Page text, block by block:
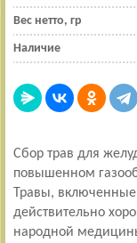
Вес нетто, гр
Наличие
Сбор трав для
повышенном
Травы,
действительно
народной